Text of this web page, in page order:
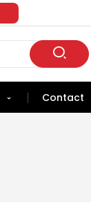
Contact